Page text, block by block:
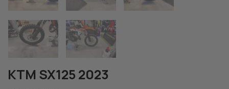
KTM SX125 2023